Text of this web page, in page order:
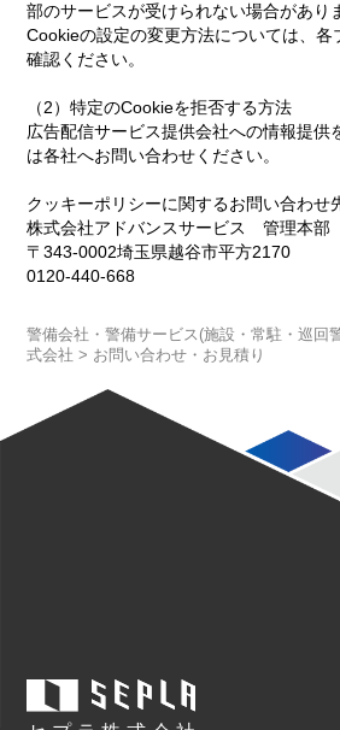
部のサービスが受けられない場合があり
Cookieの設定の変更方法については、各
確認ください。
（2）特定のCookieを拒否する方法
広告配信サービス提供会社への情報提供
は各社へお問い合わせください。
クッキーポリシーに関するお問い合わせ
株式会社アドバンスサービス 管理本部
〒343-0002埼玉県越谷市平方2170
0120-440-668
警備会社・警備サービス(施設・常駐・巡回
式会社 > お問い合わせ・お見積り